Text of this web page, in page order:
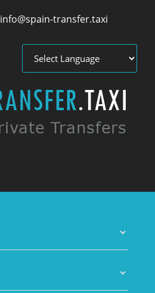
info@spain-transfer.taxi